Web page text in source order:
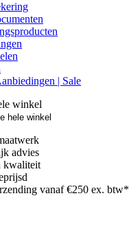
| Sale
winkel
advies
kwaliteit
vanaf €250 ex. btw*